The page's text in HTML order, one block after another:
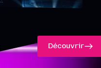
Découvrir